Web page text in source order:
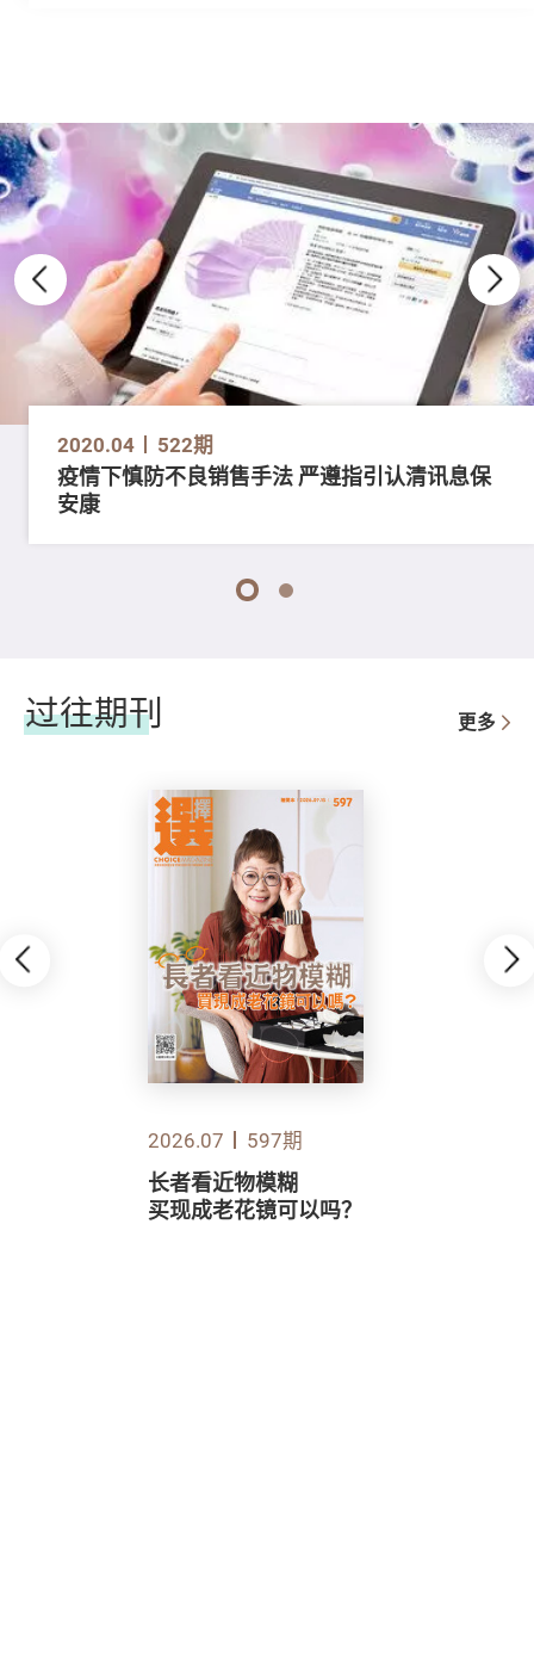
2020.04 522期
疫情下慎防不良销售手法 严遵指引认清讯息保
安康
1 2
过往期刊 更多
2026.07 597期
长者看近物模糊
买现成老花镜可以吗？